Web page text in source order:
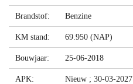
Brandstof: Benzine
KM stand: 69.950 (NAP)
Bouwjaar: 25-06-2018
APK: Nieuw ; 30-03-2027